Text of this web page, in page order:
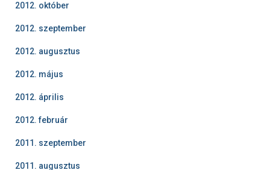
2012. október
2012. szeptember
2012. augusztus
2012. május
2012. április
2012. február
2011. szeptember
2011. augusztus